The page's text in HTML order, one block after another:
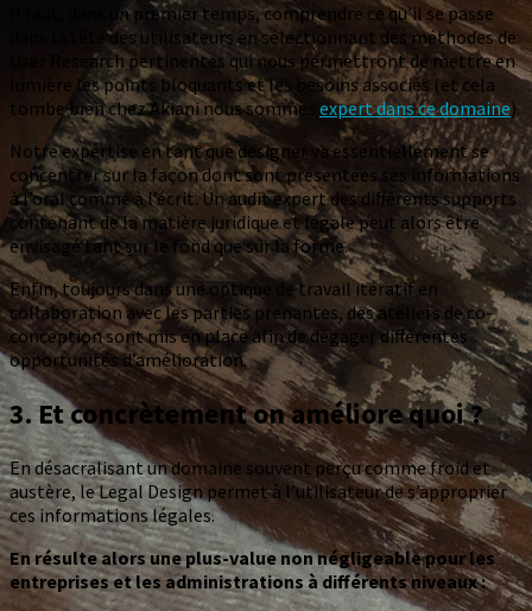
Il faut, dans un premier temps, comprendre ce qu’il se passe
dans la tête des utilisateurs en sélectionnant des méthodes de
User Research pertinentes qui nous permettront de mettre en
lumière les points bloquants et les besoins associés (et cela
tombe bien chez Akiani nous sommes expert dans ce domaine).
Notre expertise en tant que designer va essentiellement se
concentrer sur la façon dont sont présentées ses informations
à l’oral comme à l’écrit. Un audit expert des différents supports
contenant de la matière juridique et légale peut alors être
envisagé tant sur le fond que sur la forme.
Enfin, toujours dans une optique de travail itératif en
collaboration avec les parties prenantes, des ateliers de co-
conception sont mis en place afin de dégager différentes
opportunités d’amélioration.
3. Et concrètement on améliore quoi ?
En désacralisant un domaine souvent perçu comme froid et
austère, le Legal Design permet à l’utilisateur de s’approprier
ces informations légales.
En résulte alors une plus-value non négligeable pour les
entreprises et les administrations à différents niveaux :